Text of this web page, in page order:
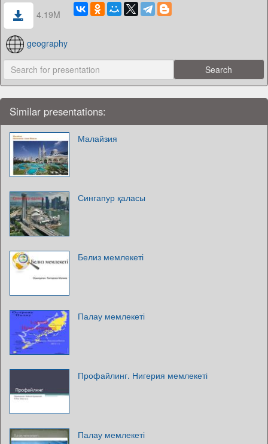
4.19M
geography
Similar presentations:
Малайзия
Сингапур қаласы
Белиз мемлекеті
Палау мемлекеті
Профайлинг. Нигерия мемлекеті
Палау мемлекеті